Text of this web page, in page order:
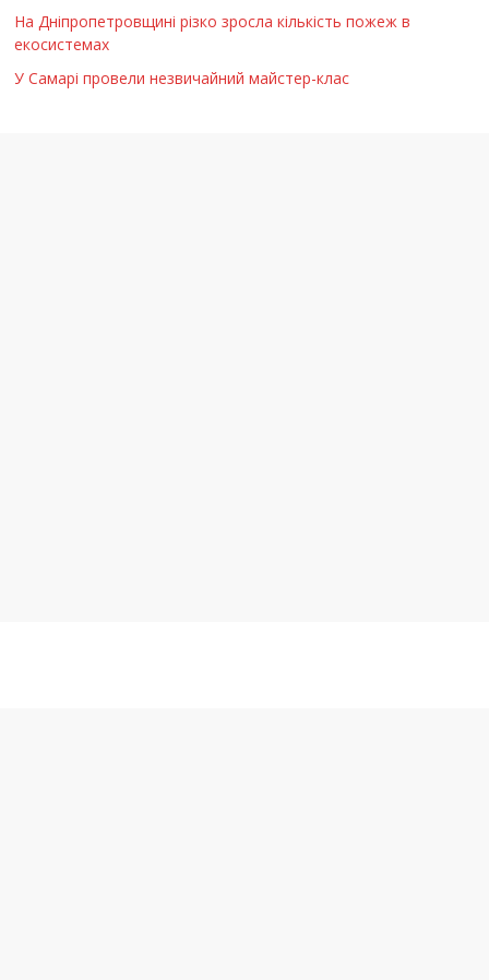
На Дніпропетровщині різко зросла кількість пожеж в
екосистемах
У Самарі провели незвичайний майстер-клас